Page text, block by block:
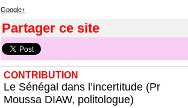
Google+
Partager ce site
CONTRIBUTION
Le Sénégal dans l’incertitude (Pr
Moussa DIAW, politologue)